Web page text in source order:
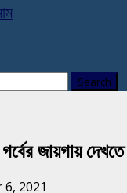
জায়গায়
2021